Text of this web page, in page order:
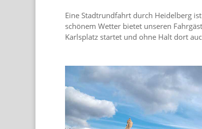
Eine Stadtrundfahrt durch Heidelberg
schönem Wetter bietet unseren
Karlsplatz startet und ohne Halt dort